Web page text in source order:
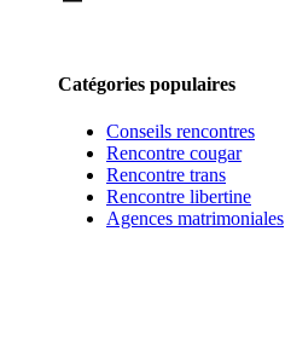
Catégories populaires
Conseils rencontres
Rencontre cougar
Rencontre trans
Rencontre libertine
Agences matrimoniales